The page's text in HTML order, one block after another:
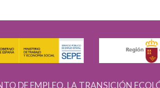
DE EMPLEO, LA TRANSICIÓN